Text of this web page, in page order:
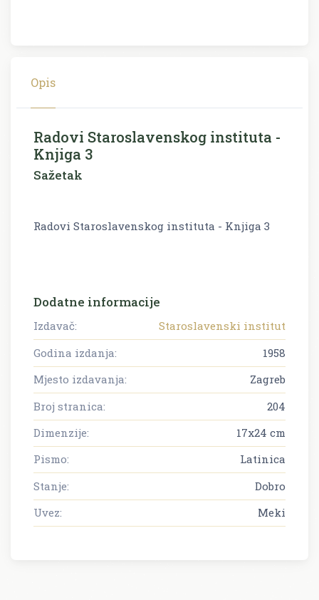
Opis
Radovi Staroslavenskog instituta -
Knjiga 3
Sažetak
Radovi Staroslavenskog instituta - Knjiga 3
Dodatne informacije
Izdavač:
Staroslavenski institut
Godina izdanja:
1958
Mjesto izdavanja:
Zagreb
Broj stranica:
204
Dimenzije:
17x24 cm
Pismo:
Latinica
Stanje:
Dobro
Uvez:
Meki